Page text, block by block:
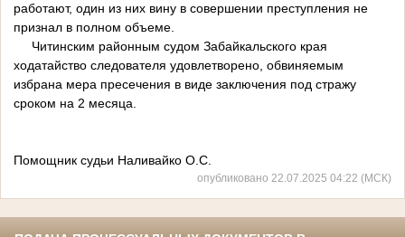
работают, один из них вину в совершении преступления не
признал в полном объеме.
Читинским районным судом Забайкальского края
ходатайство следователя удовлетворено, обвиняемым
избрана мера пресечения в виде заключения под стражу
сроком на 2 месяца.
Помощник судьи Наливайко О.С.
опубликовано 22.07.2025 04:22 (МСК)